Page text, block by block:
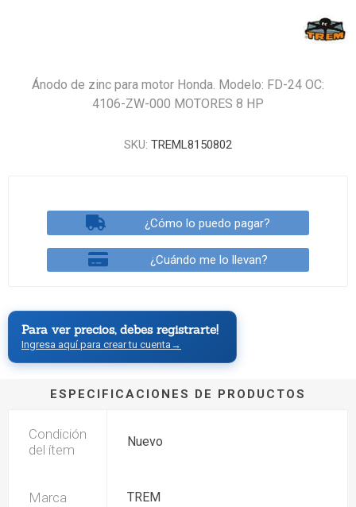
Ánodo de zinc para motor Honda. Modelo: FD-24 OC:
4106-ZW-000 MOTORES 8 HP
SKU: TREML8150802
¿Cómo lo puedo pagar?
¿Cuándo me lo llevan?
Para ver precios, debes registrarte!
Ingresa aquí para crear tu cuenta →
ESPECIFICACIONES DE PRODUCTOS
Condición
del ítem
Nuevo
Marca TREM